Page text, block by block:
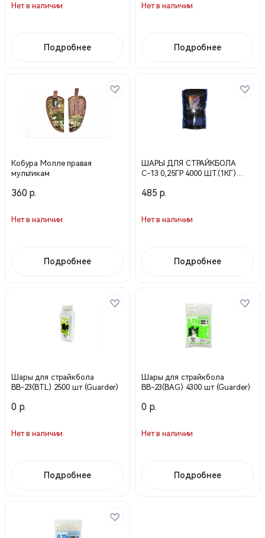
Нет в наличии
Подробнее
Нет в наличии
Подробнее
Кобура Молле правая
мультикам
360 р.
Нет в наличии
Подробнее
ШАРЫ ДЛЯ СТРАЙКБОЛА
С-13 0,25ГР 4000 ШТ.(1КГ)
485 р.
Нет в наличии
Подробнее
Шары для страйкбола
ВВ-23(BTL) 2500 шт (Guarder)
0 р.
Нет в наличии
Подробнее
Шары для страйкбола
ВВ-23(BAG) 4300 шт (Guarder)
0 р.
Нет в наличии
Подробнее